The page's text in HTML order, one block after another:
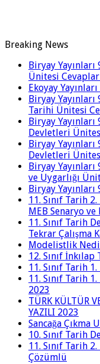
Breaking News
Biryay
Ünitesi
Ekoyay
Biryay Yayınları
Tarihi Ünitesi
Biryay
Devletleri
Biryay
Devletleri
Biryay
ve Uygarlığı
Biryay Yayınları
11. Sınıf Tarih
MEB Senaryo ve
11. Sınıf Tarih
Tekrar Çalışma
Modelistlik
12. Sınıf
11. Sınıf Tarih
11. Sınıf Tarih
2023
TÜRK KÜLTÜR
YAZILI 2023
Sancağa Çıkma
10. Sınıf Tarih
11. Sınıf Tarih
Çözümlü